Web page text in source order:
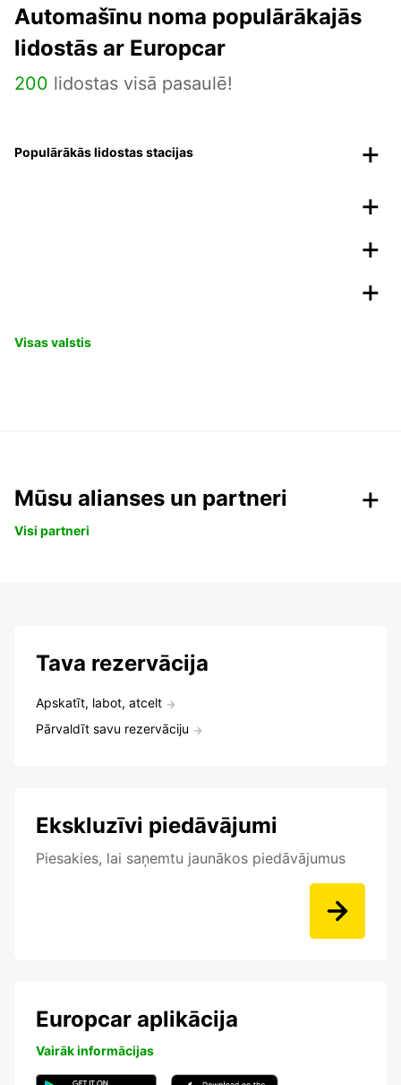
Automašīnu noma populārākajās
lidostās ar Europcar
200 lidostas visā pasaulē!
Populārākās lidostas stacijas
Visas valstis
Mūsu alianses un partneri
Visi partneri
Tava rezervācija
Apskatīt, labot, atcelt
Pārvaldīt savu rezervāciju
Ekskluzīvi piedāvājumi
Piesakies, lai saņemtu jaunākos piedāvājumus
Europcar aplikācija
Vairāk informācijas